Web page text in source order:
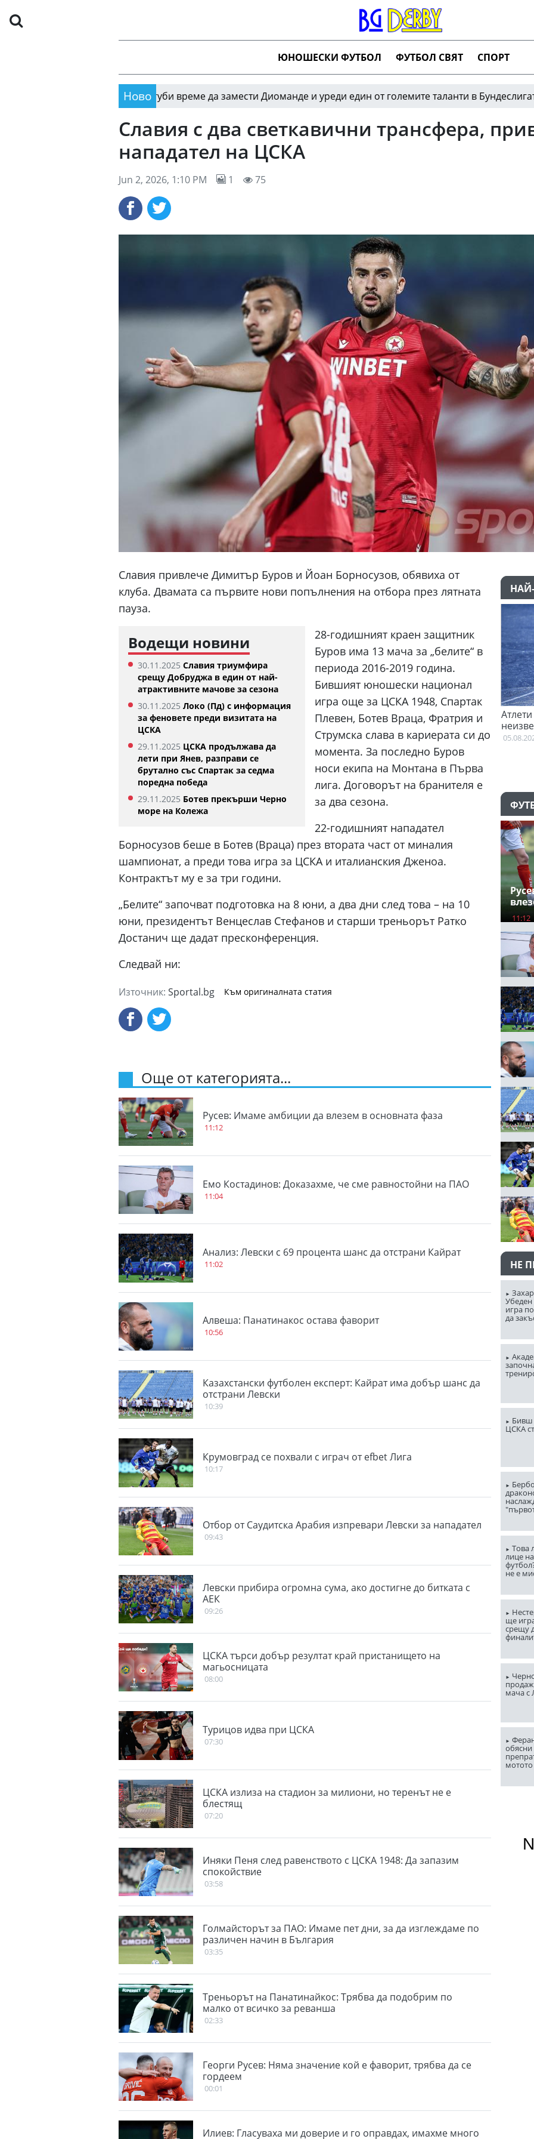
ЮНОШЕСКИ ФУТБОЛ ФУТБОЛ СВЯТ СПОРТ
Ново
РБ Лайпциг не губи време да замести Диоманде и уреди един от големите таланти в Бундеслигата
Славия с два светкавични трансфера,
нападател на ЦСКА
Jun 2, 2026, 1:10 PM 1 75
Славия привлече Димитър Буров и Йоан Борносузов, обявиха от
клуба. Двамата са първите нови попълнения на отбора през лятната
пауза.
Водещи новини
30.11.2025 Славия триумфира
срещу Добруджа в един от най-
атрактивните мачове за сезона
30.11.2025 Локо (Пд) с информация
за феновете преди визитата на
ЦСКА
29.11.2025 ЦСКА продължава да
лети при Янев, разправи се
брутално със Спартак за седма
поредна победа
29.11.2025 Ботев прекърши Черно
море на Колежа
28-годишният краен защитник
Буров има 13 мача за „белите“ в
периода 2016-2019 година.
Бившият юношески национал
игра още за ЦСКА 1948, Спартак
Плевен, Ботев Враца, Фратрия и
Струмска слава в кариерата си до
момента. За последно Буров
носи екипа на Монтана в Първа
лига. Договорът на бранителя е
за два сезона.
22-годишният нападател
Борносузов беше в Ботев (Враца) през втората част от миналия
шампионат, а преди това игра за ЦСКА и италианския Дженоа.
Контрактът му е за три години.
„Белите“ започват подготовка на 8 юни, а два дни след това – на 10
юни, президентът Венцеслав Стефанов и старши треньорът Ратко
Достанич ще дадат пресконференция.
Следвай ни:
Източник: Sportal.bg Към оригиналната статия
Още от категорията...
Русев: Имаме амбиции да влезем в основната фаза
11:12
Емо Костадинов: Доказахме, че сме равностойни на ПАО
11:04
Анализ: Левски с 69 процента шанс да отстрани Кайрат
11:02
Алвеша: Панатинакос остава фаворит
10:56
Казахстански футболен експерт: Кайрат има добър шанс да
отстрани Левски
10:39
Крумовград се похвали с играч от efbet Лига
10:17
Отбор от Саудитска Арабия изпревари Левски за нападател
09:43
Левски прибира огромна сума, ако достигне до битката с
АЕК
09:26
ЦСКА търси добър резултат край пристанището на
магьосницата
08:00
Турицов идва при ЦСКА
07:30
ЦСКА излиза на стадион за милиони, но теренът не е
блестящ
07:20
Иняки Пеня след равенството с ЦСКА 1948: Да запазим
спокойствие
03:58
Голмайсторът за ПАО: Имаме пет дни, за да изглеждаме по
различен начин в България
03:35
Треньорът на Панатинайкос: Трябва да подобрим по
малко от всичко за реванша
02:33
Георги Русев: Няма значение кой е фаворит, трябва да се
гордеем
00:01
Илиев: Гласуваха ми доверие и го оправдах, имахме много
Изабелла Шиникова започна с
убедителна победа в Оренсе
Тотнъм започна преговори с Гакпо
05.08.2026
Атлети от Пакистан и Уганда
неизвестност след Игрите на
Британската общност
05.08.2026
11:12
НЕ
Убеден
игра
да
Бивш
ЦСКА
Това
лице
не е
ще
срещу
мача с
обясни